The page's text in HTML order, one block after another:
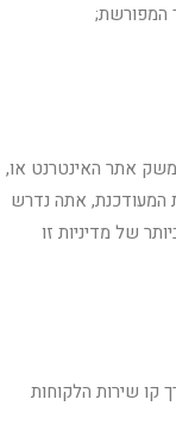
המפורשת;
אתר האינטרנט או,
המעודכנת, אתה נדרש
של מדיניות זו
קו שירות הלקוחות